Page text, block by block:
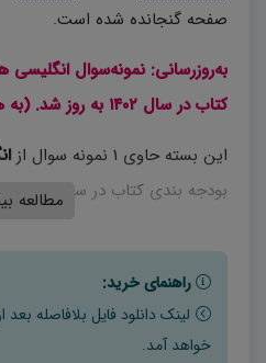
صفحه گنجانده شده است.
به‌روزرسانی: نمونه‌سوال
کتاب در سال ۱۴۰۲ به روز شد. (به همراه پاسخنامه)
این بسته حاوی ۱ نمونه سوال از
بودجه بندی کتاب در سال ۱۴۰۲ است (.فقط در نوبت اول)مطالعه
راهنمای خرید:
لینک دانلود فایل بلافاصله
خواهد آمد.